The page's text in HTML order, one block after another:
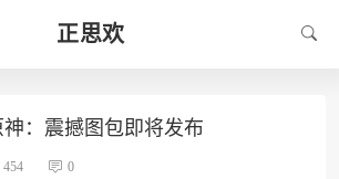
正思欢
神：震撼图包即将发布
454 0